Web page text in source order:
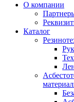
О компании
Каталог